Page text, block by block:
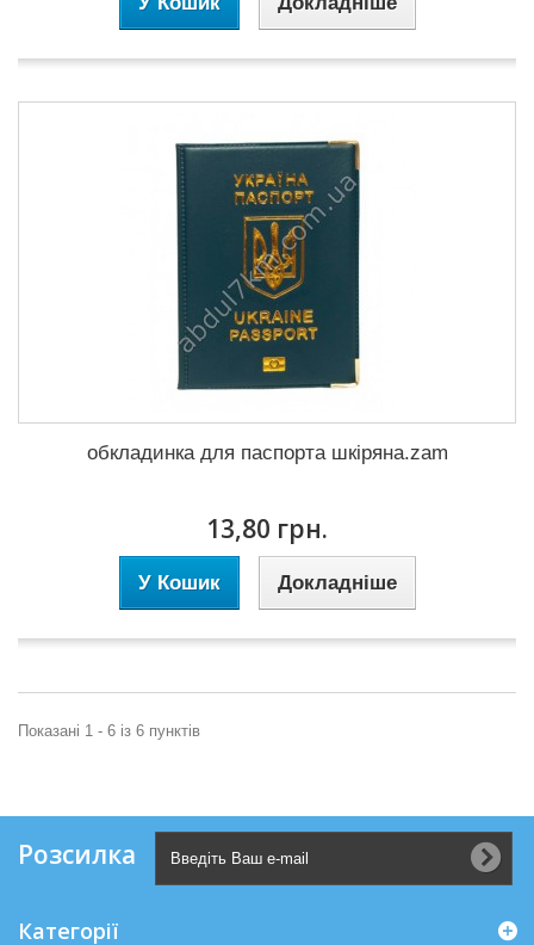
обкладинка для паспорта шкіряна.zam
13,80 грн.
У Кошик Докладніше
Показані 1 - 6 із 6 пунктів
Розсилка
Категорії